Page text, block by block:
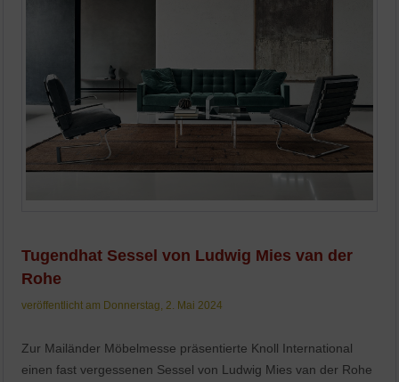
Tugendhat Sessel von Ludwig Mies van der
Rohe
veröffentlicht am Donnerstag, 2. Mai 2024
Zur Mailänder Möbelmesse präsentierte Knoll International
einen fast vergessenen Sessel von Ludwig Mies van der Rohe